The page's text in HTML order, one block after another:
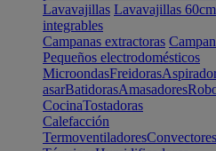
Lavavajillas Lavavajillas 60cm
integrables
Campanas extractoras
Pequeños electrodomésticos
MicroondasFreidoras
asarBatidorasAmasadores
CocinaTostadoras
Calefacción
TermoventiladoresConvectores